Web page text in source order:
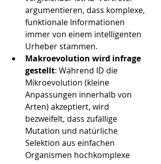
argumentieren, dass komplexe,
funktionale Informationen
immer von einem intelligenten
Urheber stammen.
Makroevolution wird infrage
gestellt: Während ID die
Mikroevolution (kleine
Anpassungen innerhalb von
Arten) akzeptiert, wird
bezweifelt, dass zufällige
Mutation und natürliche
Selektion aus einfachen
Organismen hochkomplexe